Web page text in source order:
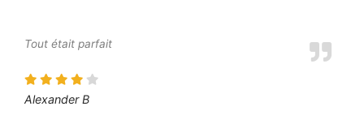
Tout était parfait
Alexander B